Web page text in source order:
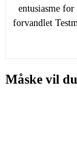
entusiasme
forvandlet
Måske vil